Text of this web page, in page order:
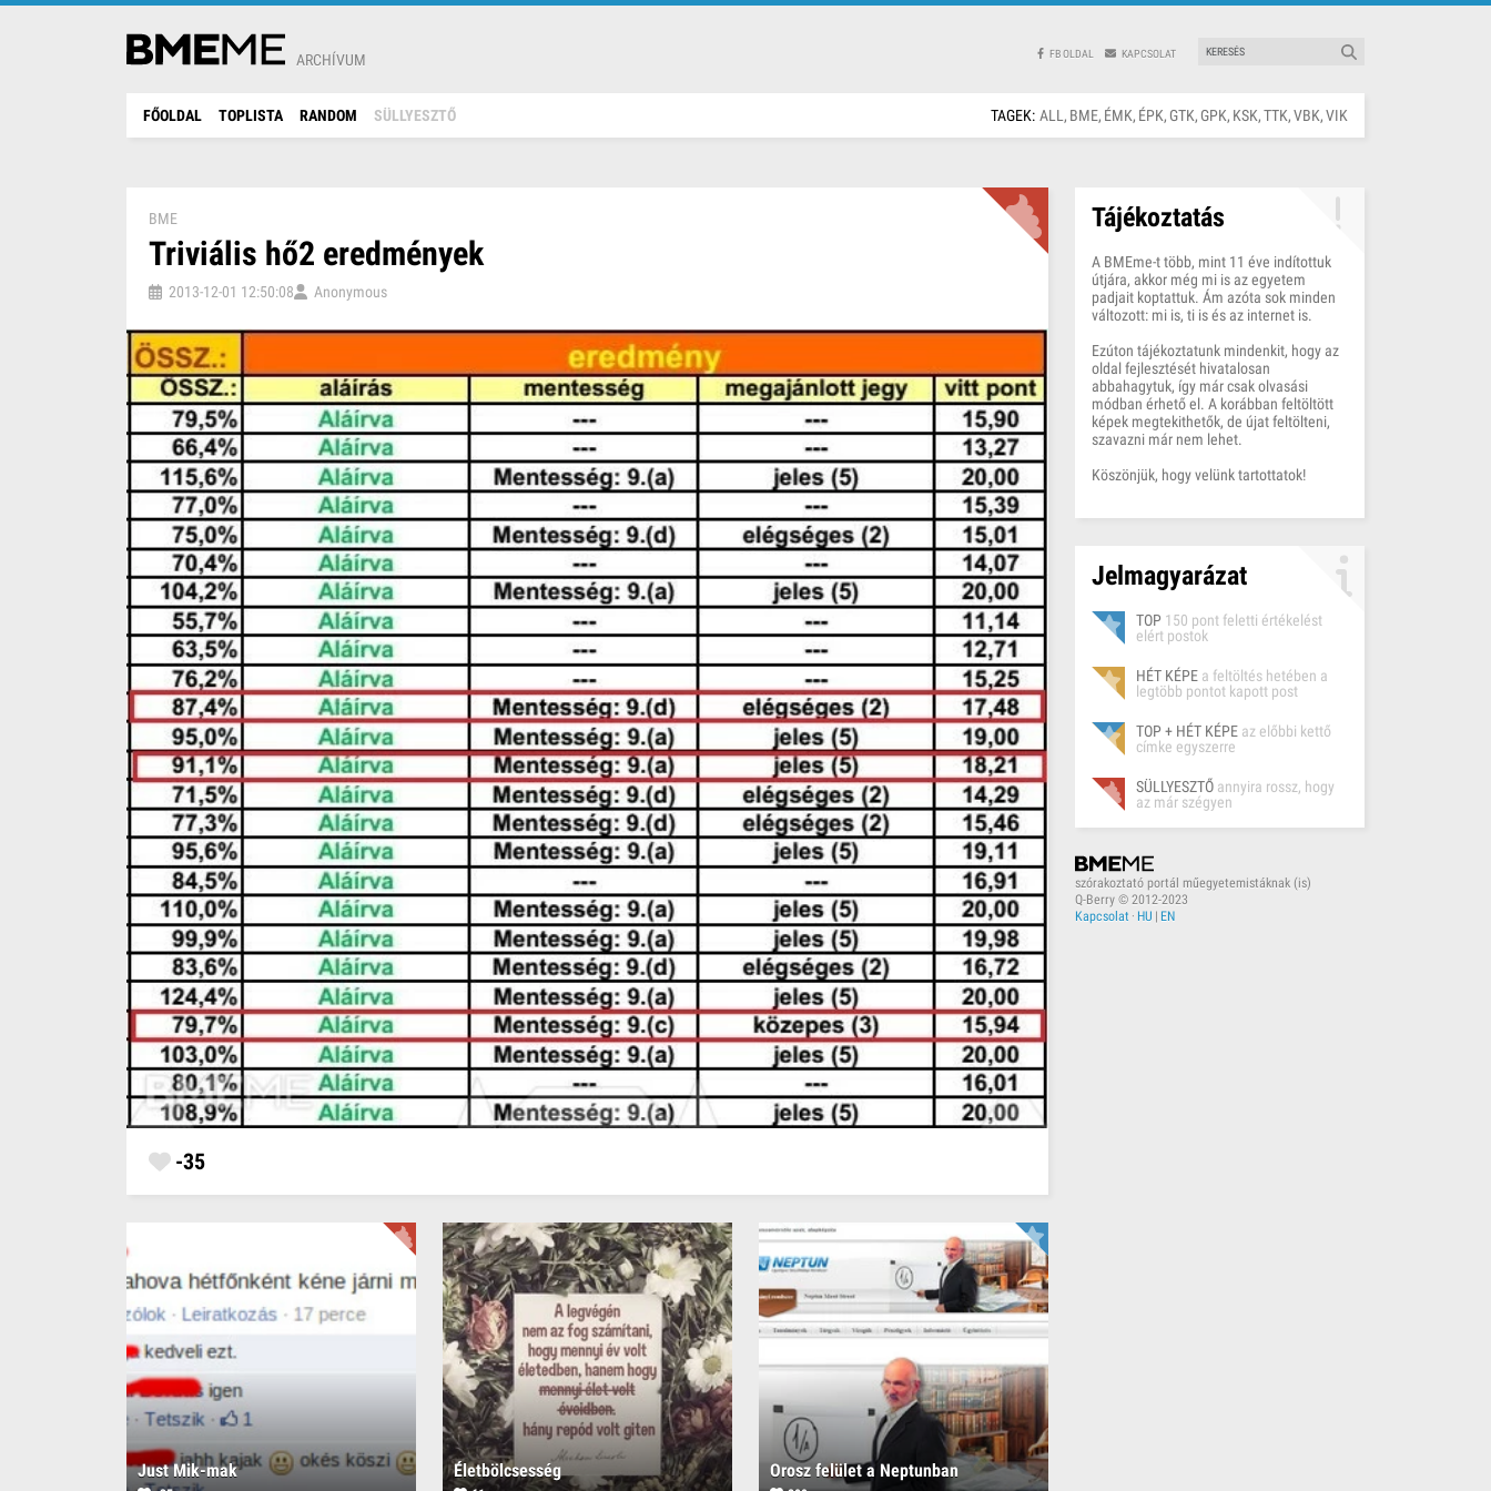
ARCHÍVUM FB OLDAL KAPCSOLAT
FŐOLDAL TOPLISTA RANDOM SÜLLYESZTŐ TAGEK: ALL BME ÉMK ÉPK GTK GPK KSK TTK VBK VIK
BME
Triviális hő2 eredmények
2013-12-01 12:50:08 Anonymous
-35
Just Mik-mak Életbölcsesség Orosz felület a Neptunban
Tájékoztatás
A BMEme-t több, mint 11 éve indítottuk
útjára, akkor még mi is az egyetem
padjait koptattuk. Ám azóta sok minden
változott: mi is, ti is és az internet is.
Ezúton tájékoztatunk mindenkit, hogy az
oldal fejlesztését hivatalosan
abbahagytuk, így már csak olvasási
módban érhető el. A korábban feltöltött
képek megtekithetők, de újat feltölteni,
szavazni már nem lehet.
Köszönjük, hogy velünk tartottatok!
Jelmagyarázat
TOP 150 pont feletti értékelést
elért postok
HÉT KÉPE a feltöltés hetében a
legtöbb pontot kapott post
TOP + HÉT KÉPE az előbbi kettő
címke egyszerre
SÜLLYESZTŐ annyira rossz, hogy
az már szégyen
szórakoztató portál műegyetemistáknak (is)
Q-Berry © 2012-2023
Kapcsolat · HU | EN